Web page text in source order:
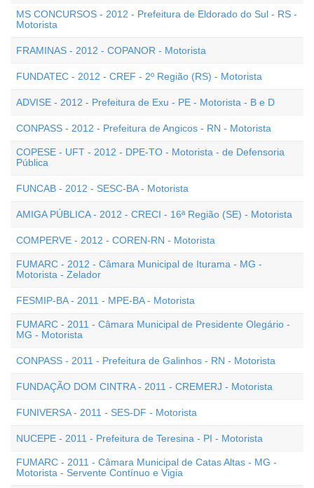
MS CONCURSOS - 2012 - Prefeitura de Eldorado do Sul - RS -
Motorista
FRAMINAS - 2012 - COPANOR - Motorista
FUNDATEC - 2012 - CREF - 2º Região (RS) - Motorista
ADVISE - 2012 - Prefeitura de Exu - PE - Motorista - B e D
CONPASS - 2012 - Prefeitura de Angicos - RN - Motorista
COPESE - UFT - 2012 - DPE-TO - Motorista - de Defensoria
Pública
FUNCAB - 2012 - SESC-BA - Motorista
AMIGA PÚBLICA - 2012 - CRECI - 16ª Região (SE) - Motorista
COMPERVE - 2012 - COREN-RN - Motorista
FUMARC - 2012 - Câmara Municipal de Iturama - MG -
Motorista - Zelador
FESMIP-BA - 2011 - MPE-BA - Motorista
FUMARC - 2011 - Câmara Municipal de Presidente Olegário -
MG - Motorista
CONPASS - 2011 - Prefeitura de Galinhos - RN - Motorista
FUNDAÇÃO DOM CINTRA - 2011 - CREMERJ - Motorista
FUNIVERSA - 2011 - SES-DF - Motorista
NUCEPE - 2011 - Prefeitura de Teresina - PI - Motorista
FUMARC - 2011 - Câmara Municipal de Catas Altas - MG -
Motorista - Servente Contínuo e Vigia